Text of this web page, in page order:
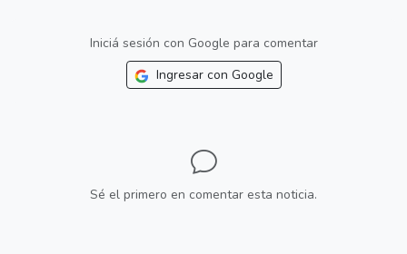
Iniciá sesión con Google para comentar
Ingresar con Google
Sé el primero en comentar esta noticia.